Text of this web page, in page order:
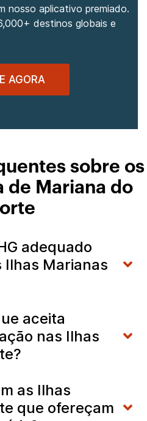
nosso aplicativo premiado.
destinos globais e
AGORA
sobre os
de Mariana do
adequado
Ilhas Marianas
aceita
nas Ilhas
as Ilhas
que ofereçam